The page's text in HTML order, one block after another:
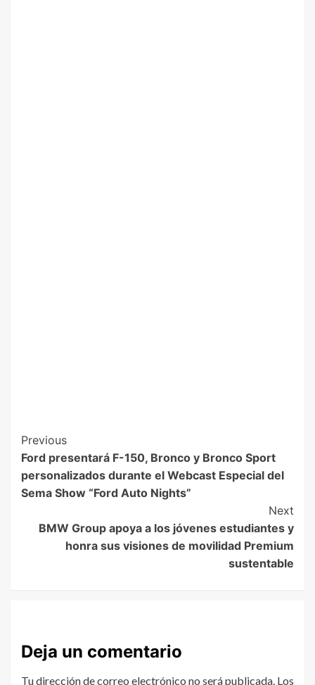
Previous
Ford presentará F-150, Bronco y Bronco Sport
personalizados durante el Webcast Especial del
Sema Show “Ford Auto Nights”
Next
BMW Group apoya a los jóvenes estudiantes y
honra sus visiones de movilidad Premium
sustentable
Deja un comentario
Tu dirección de correo electrónico no será publicada. Los